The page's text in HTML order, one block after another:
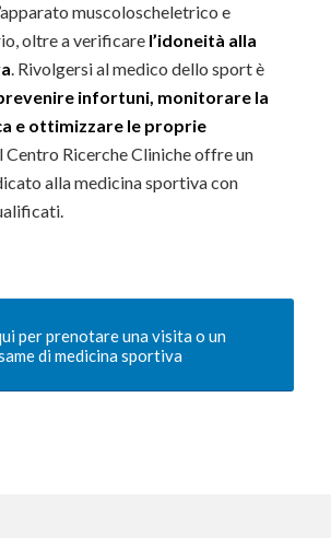
muscoloscheletrico e
oltre a verificare l’idoneità alla
. Rivolgersi al medico dello sport è
infortuni, monitorare la
e ottimizzare le proprie
Centro Ricerche Cliniche offre un
alla medicina sportiva con
per prenotare una visita o un
di medicina sportiva